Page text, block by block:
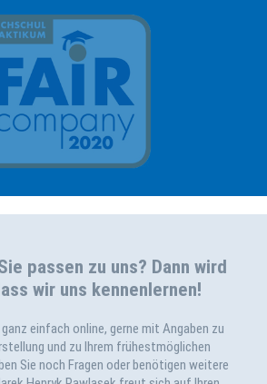
passen zu uns? Dann wird
wir uns kennenlernen!
einfach online, gerne mit Angaben zu
und zu Ihrem frühestmöglichen
Sie noch Fragen oder benötigen weitere